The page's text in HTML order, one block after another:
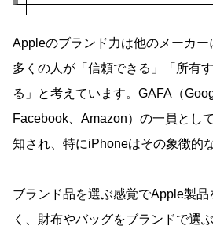
Appleのブランド力は他のメーカー
多くの人が「信頼できる」「所有
る」と考えています。GAFA（
Facebook、Amazon）の一員とし
知され、特にiPhoneはその象徴的
ブランド品を選ぶ感覚でApple製
く、財布やバッグをブランドで選